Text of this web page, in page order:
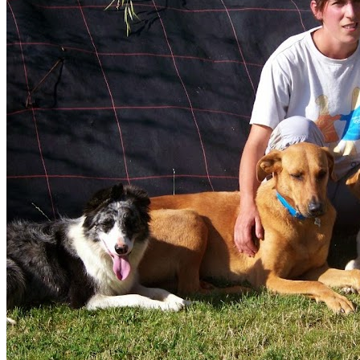
expérience et mon savoir-faire avec les animaux me
différencie du pet-sitter habituel :) Chez moi votre animal
aura de quoi se détendre, s'amuser et s'enrichir et non
attendre simplement votre retour. Ce que je prends en
charge avec plaisir : Chats de tous profils (y compris
ceux qui ont besoin de soins particuliers ou sont en
situation de handicap), chiens calmes et compatibles
avec les chats — y compris les grands gabarits et les
chiens un peu réactifs en laisse — et toute la famille des
NACs : rongeurs, lapins, furets, reptiles, oiseaux,
poissons. J'ai aussi l'habitude de m'occuper
d'aquariums en l'absence des propriétaires. J'ai toujours
vécu entourée d'animaux. Maman de 3 chats dont 2 en
situation de handicap, j'ai appris la patience,
l'observation et les petits gestes du quotidien qui font
toute la différence. Chaque garde commence par une
rencontre, pour qu'on apprenne à se connaître avant
tout — votre animal mérite cette tranquillité d'esprit, et
vous aussi !